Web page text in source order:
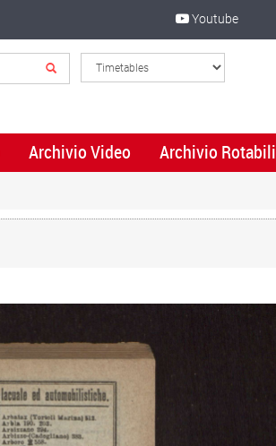
Youtube
Archivio Video Archivio Rotabili